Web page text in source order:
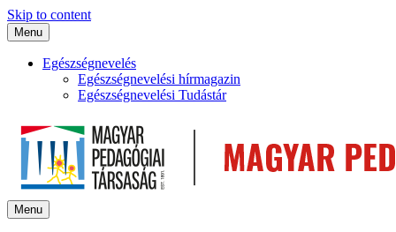
Skip to content
Menu
Egészségnevelés
Egészségnevelési hírmagazin
Egészségnevelési Tudástár
Menu